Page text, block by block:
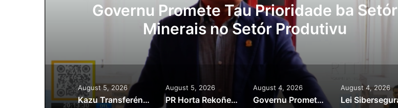
Governu Promete Tau Prioridade ba Setór
Minerais no Setór Produtivu
August 5, 2026
Kazu Transferénsia Osan Millaun 42 Husi Singapura, Advogadu Sei Halo Rekursu
August 5, 2026
PR Horta Rekoñese Timoroan Sira Iha Diáspora Nia Kontribuisaun
August 4, 2026
Governu Promete Tau Prioridade ba Setór Minerais no Setór Produtivu
August 4, 2026